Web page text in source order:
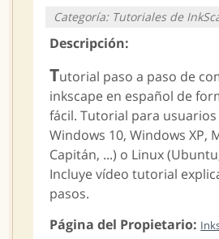
Categoría: Tutoriales de
Descripción:
Tutorial paso a paso de
inkscape en español de
fácil. Tutorial para usuarios
Windows 10, Windows XP,
Capitán, ...) o Linux
Incluye vídeo tutorial
pasos.
Página del Propietario: